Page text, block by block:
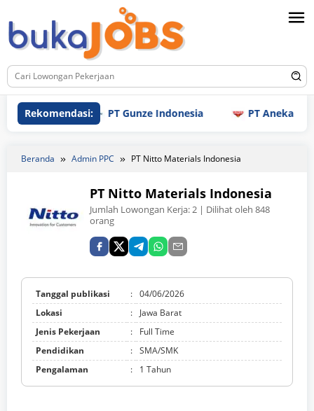
ke
konten
Rekomendasi:PT Gunze Indonesia PT Aneka Mitra
Beranda Admin PPC PT Nitto Materials Indonesia
PT Nitto Materials Indonesia
Jumlah Lowongan Kerja:2 | Dilihat oleh 848
orang
Tanggal publikasi : 04/06/2026
Lokasi
:
Jawa Barat
Jenis Pekerjaan
:
Full Time
Pendidikan
: SMA/SMK
Pengalaman
: 1 Tahun